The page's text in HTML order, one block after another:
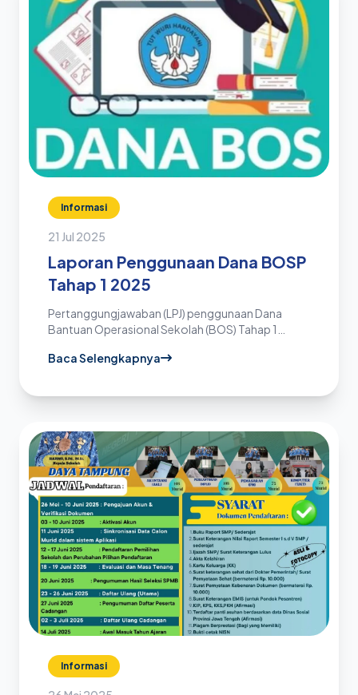
Informasi
21 Jul 2025
Laporan Penggunaan Dana BOSP
Tahap 1 2025
Pertanggungjawaban (LPJ) penggunaan Dana
Bantuan Operasional Sekolah (BOS) Tahap 1
Baca Selengkapnya
Informasi